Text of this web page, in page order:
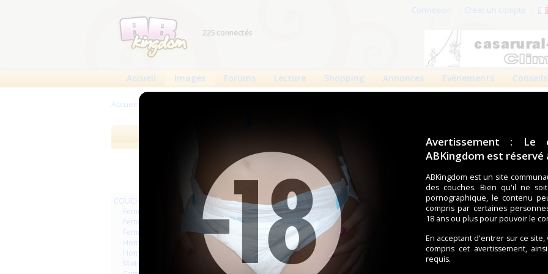
Avertissement : Le
ABKingdom est réservé
ABKingdom est un site
des couches. Bien qu'il ne
pornographique, le contenu
compris par certaines
18 ans ou plus pour pouvoir le
En acceptant d'entrer sur ce
compris cet avertissement,
requis.
Connexion Créer un compte
225 connectés
Accueil Images Forums Lecture Shopping Annonces Evènements Conseils
Accueil
COUCHES
Femmes
Femmes séries et rafales
Femmes vintage
Hommes séries et rafales
Hommes
Mixte
Pages : 2 3 4 5 ... 30 Suivant